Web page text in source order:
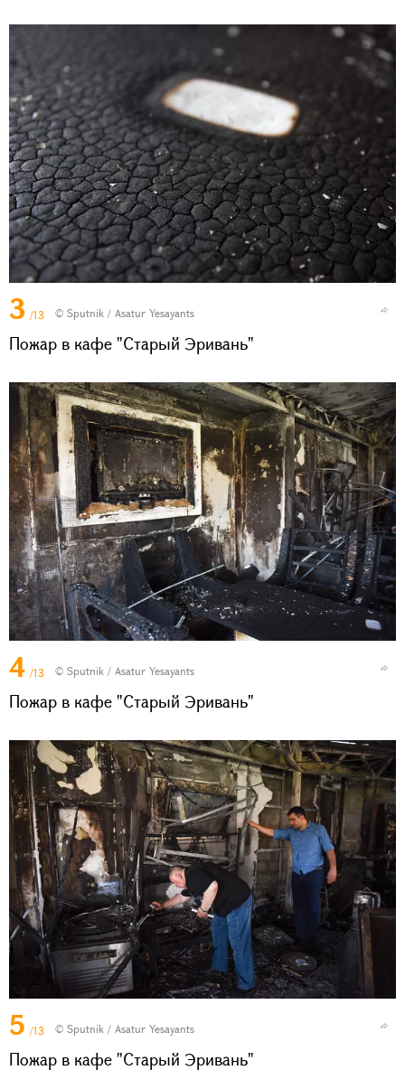
3 /13 © Sputnik / Asatur Yesayants
Пожар в кафе "Старый Эривань"
4 /13 © Sputnik / Asatur Yesayants
Пожар в кафе "Старый Эривань"
5 /13 © Sputnik / Asatur Yesayants
Пожар в кафе "Старый Эривань"